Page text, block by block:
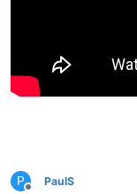
P PaulS